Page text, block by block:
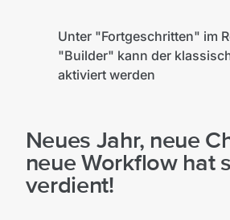
Unter "Fortgeschritten" im
"Builder" kann der
aktiviert werden
Neues Jahr, neue
neue Workflow hat
verdient!